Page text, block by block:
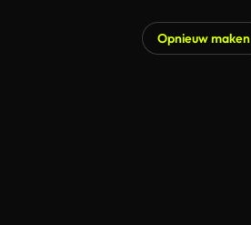
Opnieuw maken